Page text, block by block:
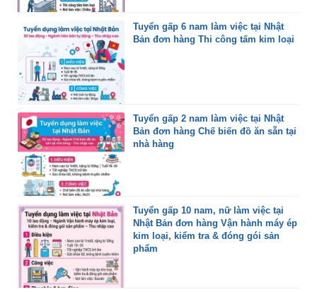
Tuyển gấp 6 nam làm việc tại Nhật
Bản đơn hàng Thi công tấm kim loại
Tuyển gấp 2 nam làm việc tại Nhật
Bản đơn hàng Chế biến đồ ăn sẵn tại
nhà hàng
Tuyển gấp 10 nam, nữ làm việc tại
Nhật Bản đơn hàng Vận hành máy ép
kim loại, kiểm tra & đóng gói sản
phẩm